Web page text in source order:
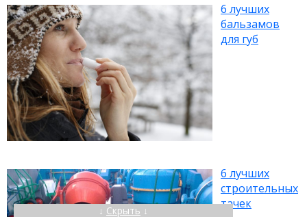
↓ Скрыть ↓
6 лучших
бальзамов
для губ
6 лучших
строительных
тачек